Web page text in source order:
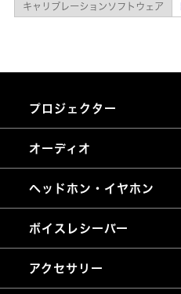
キャリブレーションソフトウェア
プロジェクター
オーディオ
ヘッドホン・イヤホン
ボイスレシーバー
アクセサリー